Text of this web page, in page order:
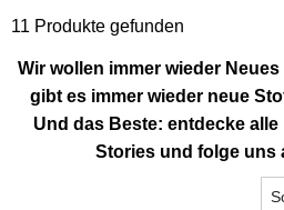
11 Produkte gefunden
Wir wollen immer wieder
gibt es immer wieder neue
Und das Beste: entdecke
Stories und folge uns